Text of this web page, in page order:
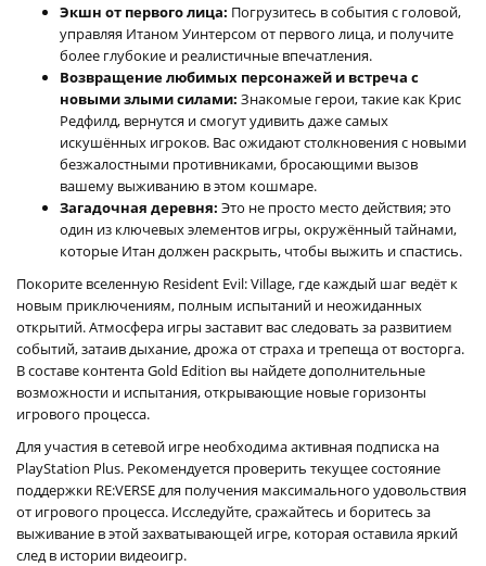
Экшн от первого лица: Погрузитесь в события с головой,
управляя Итаном Уинтерсом от первого лица, и получите
более глубокие и реалистичные впечатления.
Возвращение любимых персонажей и встреча с
новыми злыми силами: Знакомые герои, такие как Крис
Редфилд, вернутся и смогут удивить даже самых
искушённых игроков. Вас ожидают столкновения с новыми
безжалостными противниками, бросающими вызов
вашему выживанию в этом кошмаре.
Загадочная деревня: Это не просто место действия; это
один из ключевых элементов игры, окружённый тайнами,
которые Итан должен раскрыть, чтобы выжить и спастись.
Покорите вселенную Resident Evil: Village, где каждый шаг ведёт к
новым приключениям, полным испытаний и неожиданных
открытий. Атмосфера игры заставит вас следовать за развитием
событий, затаив дыхание, дрожа от страха и трепеща от восторга.
В составе контента Gold Edition вы найдете дополнительные
возможности и испытания, открывающие новые горизонты
игрового процесса.
Для участия в сетевой игре необходима активная подписка на
PlayStation Plus. Рекомендуется проверить текущее состояние
поддержки RE:VERSE для получения максимального удовольствия
от игрового процесса. Исследуйте, сражайтесь и боритесь за
выживание в этой захватывающей игре, которая оставила яркий
след в истории видеоигр.